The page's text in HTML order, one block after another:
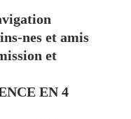
nes et amis
et
EN 4